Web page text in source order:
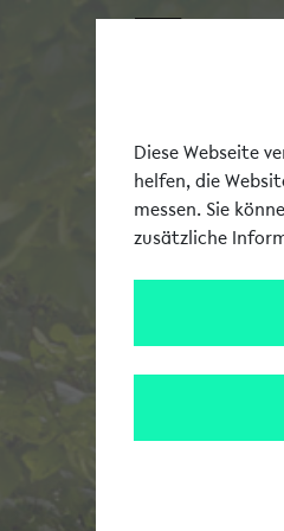
Diese Webseite
helfen, die
messen. Sie
zusätzliche